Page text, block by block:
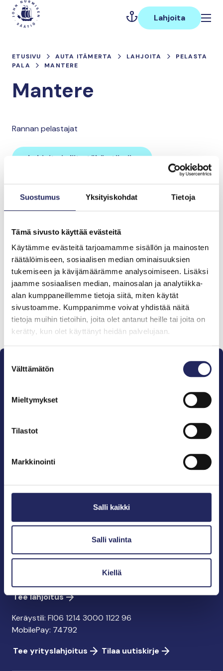
Suostumus Yksityiskohdat Tietoja
Tämä sivusto käyttää evästeitä
Käytämme evästeitä tarjoamamme sisällön ja mainosten
räätälöimiseen, sosiaalisen median ominaisuuksien
tukemiseen ja kävijämäärämme analysoimiseen. Lisäksi
jaamme sosiaalisen median, mainosalan ja analytiikka-
alan kumppaneillemme tietoja siitä, miten käytät
sivustoamme. Kumppanimme voivat yhdistää näitä
tietoja muihin tietoihin, joita olet antanut heille tai joita on
kerätty, kun olet käyttänyt heidän palvelujaan.
valinta
Välttämätön
Mieltymykset
Tilastot
Markkinointi
Salli kaikki
Salli valinta
Kiellä
Hyppää
sisältöön
Päävalikko
Lahjoita
ETUSIVU AUTA ITÄMERTA LAHJOITA
PELASTA
PALA
MANTERE
Mantere
Rannan pelastajat
Lahjoita ja liity tähän tiimiin
Tiimin lahjoitukset yhteensä:
0 €
Tiimille tehdyt
lahjoitukset
Lahjoita ja liity tähän tiimiin
sukupolville.
John Nurmisen Säätiö on Itämeren suojelija, meren
merikirjallisuuden kustantaja.
John Nurmisen Säätiö sr.
00240 Helsinki
Tee lahjoitus
Keräystili: FI06 1214 3000 1122 96
MobilePay: 74792
Tee yrityslahjoitus
Tilaa uutiskirje